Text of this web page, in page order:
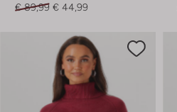
€ 89,99 € 44,99